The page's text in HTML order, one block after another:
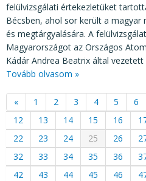
felülvizsgálati értekezletüket
Bécsben, ahol sor került a
és megtárgyalására. A
Magyarországot az Országos
Kádár Andrea Beatrix által
Tovább olvasom »
« 1 2 3 4 5 6
12
13 14 15 16
22
23 24 25 26
32
33 34 35 36
42
43 44 45 46